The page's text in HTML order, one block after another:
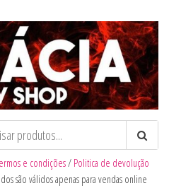
e condições/ Politica de devolução
são válidos apenas para vendas online